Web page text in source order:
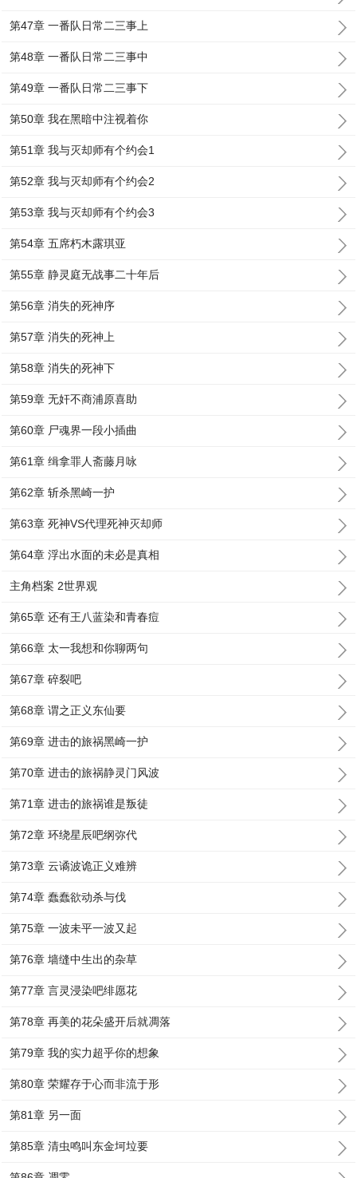
第47章 一番队日常二三事上
第48章 一番队日常二三事中
第49章 一番队日常二三事下
第50章 我在黑暗中注视着你
第51章 我与灭却师有个约会1
第52章 我与灭却师有个约会2
第53章 我与灭却师有个约会3
第54章 五席朽木露琪亚
第55章 静灵庭无战事二十年后
第56章 消失的死神序
第57章 消失的死神上
第58章 消失的死神下
第59章 无奸不商浦原喜助
第60章 尸魂界一段小插曲
第61章 缉拿罪人斋藤月咏
第62章 斩杀黑崎一护
第63章 死神VS代理死神灭却师
第64章 浮出水面的未必是真相
主角档案 2世界观
第65章 还有王八蓝染和青春痘
第66章 太一我想和你聊两句
第67章 碎裂吧
第68章 谓之正义东仙要
第69章 进击的旅祸黑崎一护
第70章 进击的旅祸静灵门风波
第71章 进击的旅祸谁是叛徒
第72章 环绕星辰吧纲弥代
第73章 云谲波诡正义难辨
第74章 蠢蠢欲动杀与伐
第75章 一波未平一波又起
第76章 墙缝中生出的杂草
第77章 言灵浸染吧绯愿花
第78章 再美的花朵盛开后就凋落
第79章 我的实力超乎你的想象
第80章 荣耀存于心而非流于形
第81章 另一面
第85章 清虫鸣叫东金坷垃要